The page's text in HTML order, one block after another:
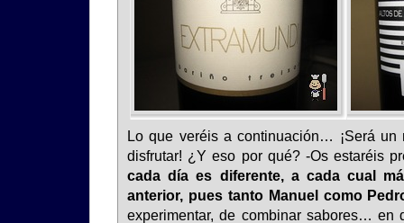
Lo que veréis a continuación… ¡Será
disfrutar! ¿Y eso por qué? -Os estaréis
cada día es diferente, a cada cual
anterior, pues tanto Manuel como
experimentar, de combinar sabores… en